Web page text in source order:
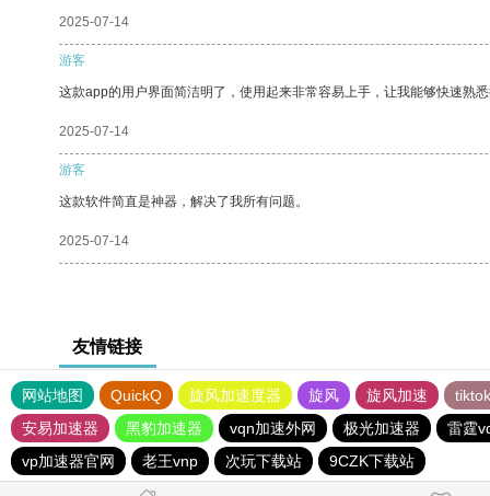
2025-07-14
游客
这款app的用户界面简洁明了，使用起来非常容易上手，让我能够快速熟
2025-07-14
游客
这款软件简直是神器，解决了我所有问题。
2025-07-14
友情链接
网站地图 QuickQ 旋风加速度器 旋风 旋风加速
安易加速器
黑豹加速器 vqn加速外网 极光加速器
雷霆
vp加速器官网
老王vnp 次玩下载站 9CZK下载站